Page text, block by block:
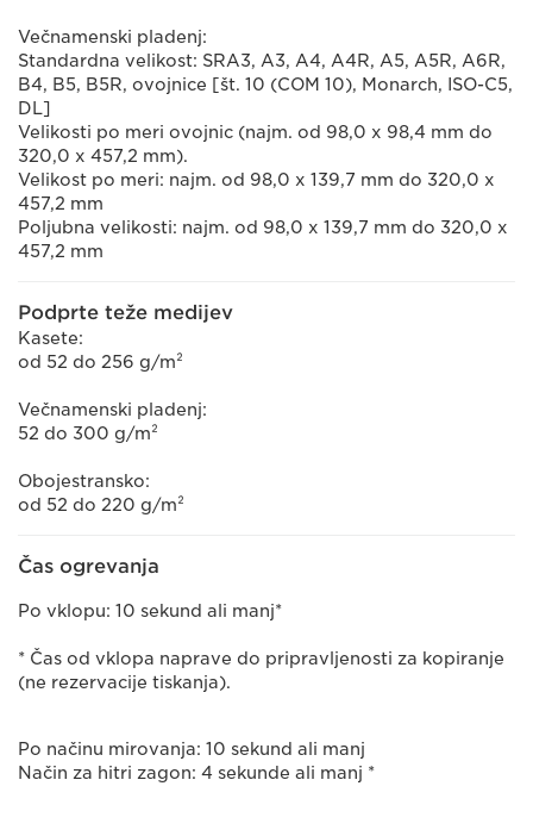
Večnamenski pladenj:
Standardna velikost: SRA3, A3, A4, A4R, A5, A5R, A6R,
B4, B5, B5R, ovojnice [št. 10 (COM 10), Monarch, ISO-C5,
DL]
Velikosti po meri ovojnic (najm. od 98,0 x 98,4 mm do
320,0 x 457,2 mm).
Velikost po meri: najm. od 98,0 x 139,7 mm do 320,0 x
457,2 mm
Poljubna velikosti: najm. od 98,0 x 139,7 mm do 320,0 x
457,2 mm
Podprte teže medijev
Kasete:
od 52 do 256 g/m²
Večnamenski pladenj:
52 do 300 g/m²
Obojestransko:
od 52 do 220 g/m²
Čas ogrevanja
Po vklopu: 10 sekund ali manj*
* Čas od vklopa naprave do pripravljenosti za kopiranje
(ne rezervacije tiskanja).
Po načinu mirovanja: 10 sekund ali manj
Način za hitri zagon: 4 sekunde ali manj *